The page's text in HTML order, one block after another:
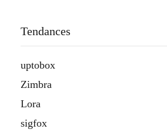
Tendances
uptobox
Zimbra
Lora
sigfox